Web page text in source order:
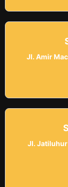
Jl. Amir
Jl. Jatiluhur